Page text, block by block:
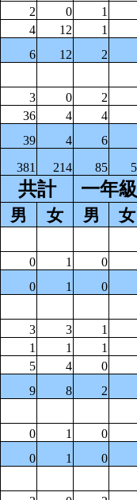
2 0
1
4 12 1
6 12 2
3 0
2
36 4 4
39 4 6
381 214 85
共計 一年級
男 女 男
女
0 1 0
0 1 0
3 3
1
1 1
1
5 4 0
9 8 2
0 1 0
0 1 0